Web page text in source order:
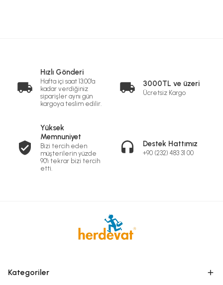
Hızlı Gönderi
Hafta içi saat 13:00'a
kadar verdiğiniz
siparişler aynı gün
kargoya teslim edilir.
3000TL ve üzeri
Ücretsiz Kargo
Yüksek
Memnuniyet
Bizi tercih eden
müşterilerin yüzde
90'ı tekrar bizi tercih
etti.
Destek Hattımız
+90 (232) 483 31 00
Kategoriler